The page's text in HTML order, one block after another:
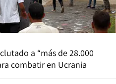
a “más de 28.000
combatir en Ucrania